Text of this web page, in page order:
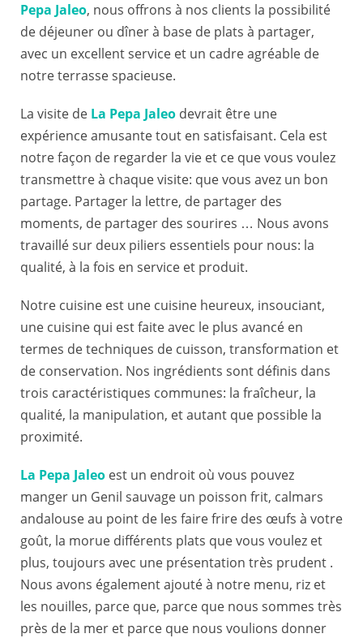
Pepa Jaleo, nous offrons à nos clients la possibilité
de déjeuner ou dîner à base de plats à partager,
avec un excellent service et un cadre agréable de
notre terrasse spacieuse.
La visite de La Pepa Jaleo devrait être une
expérience amusante tout en satisfaisant. Cela est
notre façon de regarder la vie et ce que vous voulez
transmettre à chaque visite: que vous avez un bon
partage. Partager la lettre, de partager des
moments, de partager des sourires … Nous avons
travaillé sur deux piliers essentiels pour nous: la
qualité, à la fois en service et produit.
Notre cuisine est une cuisine heureux, insouciant,
une cuisine qui est faite avec le plus avancé en
termes de techniques de cuisson, transformation et
de conservation. Nos ingrédients sont définis dans
trois caractéristiques communes: la fraîcheur, la
qualité, la manipulation, et autant que possible la
proximité.
La Pepa Jaleo est un endroit où vous pouvez
manger un Genil sauvage un poisson frit, calmars
andalouse au point de les faire frire des œufs à votre
goût, la morue différents plats que vous voulez et
plus, toujours avec une présentation très prudent .
Nous avons également ajouté à notre menu, riz et
les nouilles, parce que, parce que nous sommes très
près de la mer et parce que nous voulions donner